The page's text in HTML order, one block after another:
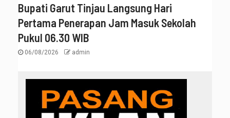
Bupati Garut Tinjau Langsung Hari
Pertama Penerapan Jam Masuk Sekolah
Pukul 06.30 WIB
06/08/2026 admin